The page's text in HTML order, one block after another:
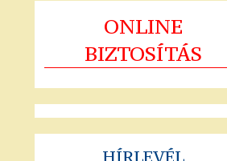
ONLINE
BIZTOSÍTÁS
HÍRLEVÉL